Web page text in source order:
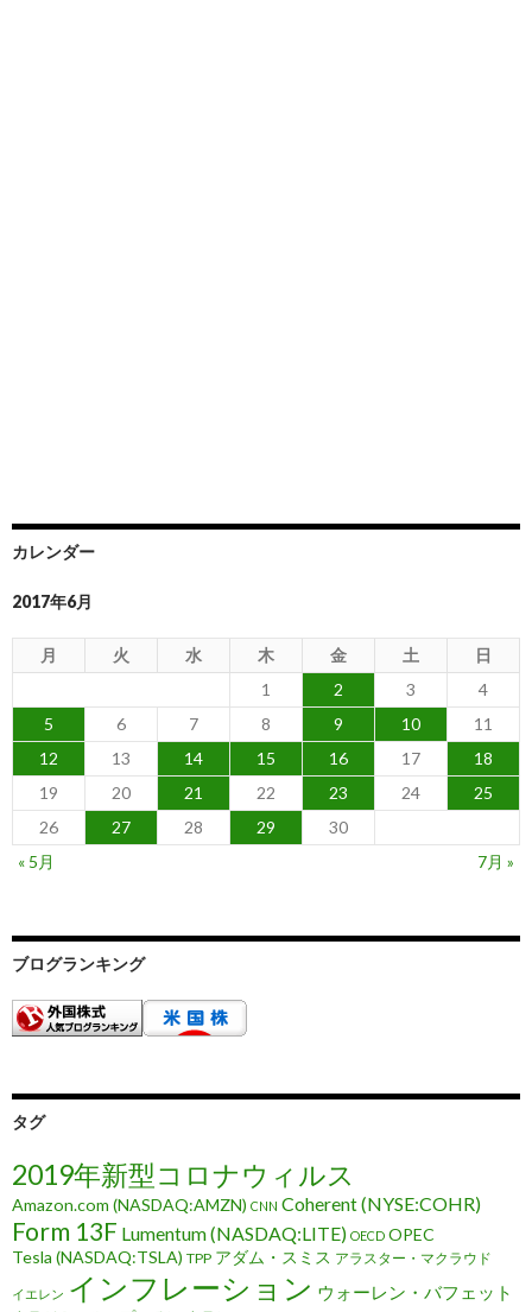
カレンダー
2017年6月
月 火 水 木 金 土
日
1
2 3
4
5
6 7 8 9 10
11
12
13 14 15 16 17
18
19
20 21 22 23 24
25
26
27 28 29
30
« 5月
7月 »
ブログランキング
タグ
2019年新型コロナウィルス
Amazon.com (NASDAQ:AMZN) CNN Coherent (NYSE:COHR)
Form 13F Lumentum (NASDAQ:LITE) OECD OPEC
Tesla (NASDAQ:TSLA) TPP アダム・スミス アラスター・マクラウド
イエレン インフレーション ウォーレン・バフェット